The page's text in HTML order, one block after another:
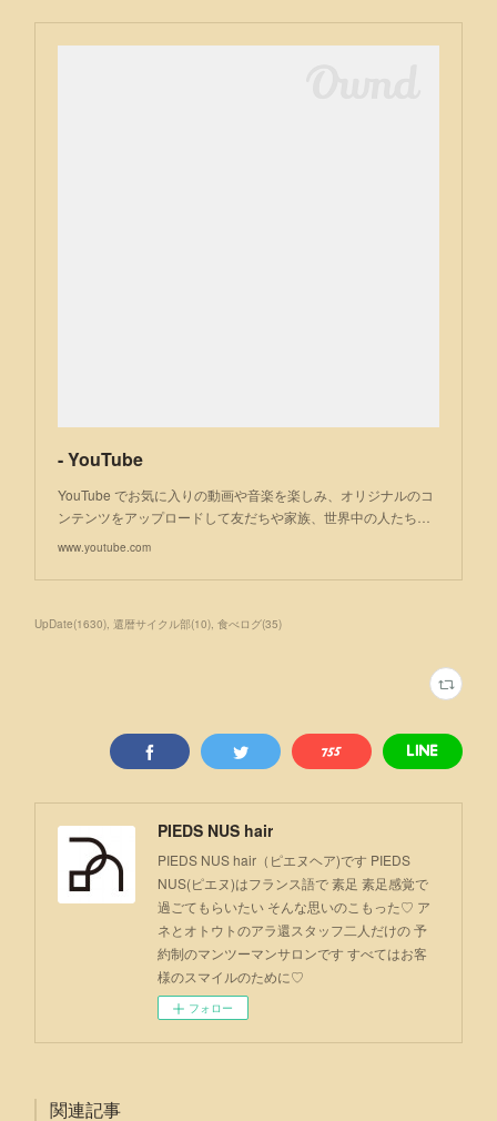
- YouTube
YouTube でお気に入りの動画や音楽を楽しみ、オリジナルのコ
ンテンツをアップロードして友だちや家族、世界中の人たち…
www.youtube.com
UpDate(1630) 還暦サイクル部(10) 食べログ(35)
PIEDS NUS hair
PIEDS NUS hair（ピエヌヘア)です PIEDS
NUS(ピエヌ)はフランス語で 素足 素足感覚で
過ごてもらいたい そんな思いのこもった♡ ア
ネとオトウトのアラ還スタッフ二人だけの 予
約制のマンツーマンサロンです すべてはお客
様のスマイルのために♡
フォロー
関連記事